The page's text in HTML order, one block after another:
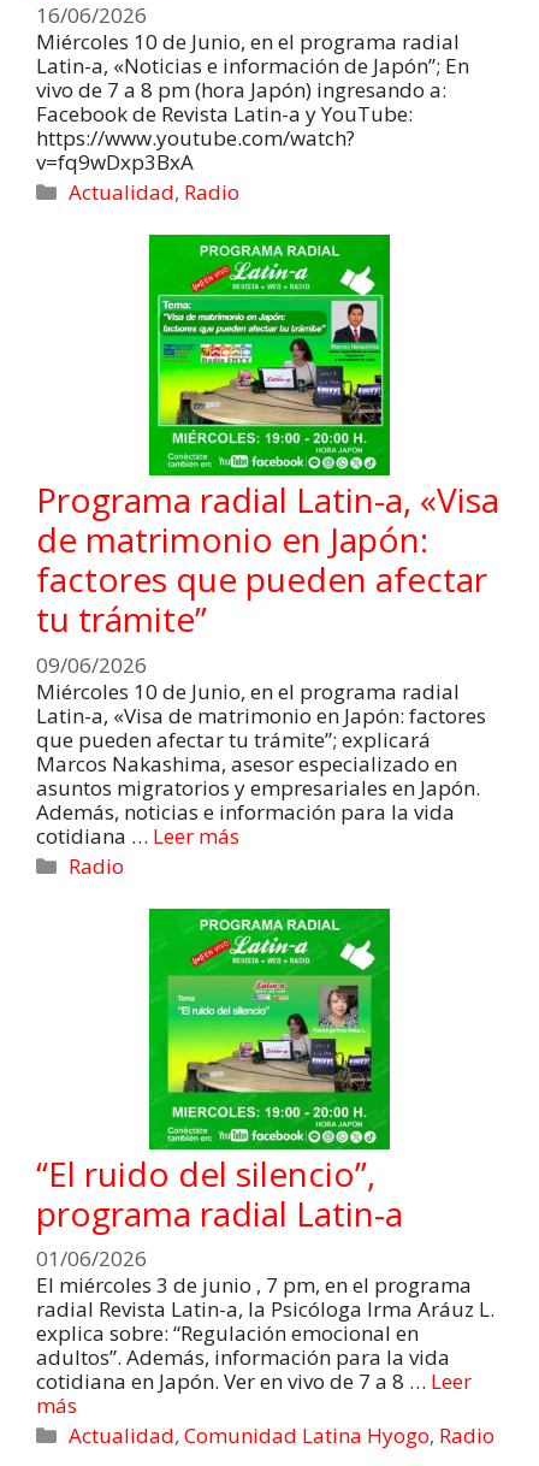
16/06/2026
Miércoles 10 de Junio, en el programa radial
Latin-a, «Noticias e información de Japón”; En
vivo de 7 a 8 pm (hora Japón) ingresando a:
Facebook de Revista Latin-a y YouTube:
https://www.youtube.com/watch?
v=fq9wDxp3BxA
Actualidad, Radio
Programa radial Latin-a, «Visa
de matrimonio en Japón:
factores que pueden afectar
tu trámite”
09/06/2026
Miércoles 10 de Junio, en el programa radial
Latin-a, «Visa de matrimonio en Japón: factores
que pueden afectar tu trámite”; explicará
Marcos Nakashima, asesor especializado en
asuntos migratorios y empresariales en Japón.
Además, noticias e información para la vida
cotidiana … Leer más
Radio
“El ruido del silencio”,
programa radial Latin-a
01/06/2026
El miércoles 3 de junio , 7 pm, en el programa
radial Revista Latin-a, la Psicóloga Irma Aráuz L.
explica sobre: “Regulación emocional en
adultos”. Además, información para la vida
cotidiana en Japón. Ver en vivo de 7 a 8 … Leer
más
Actualidad,Comunidad Latina Hyogo, Radio